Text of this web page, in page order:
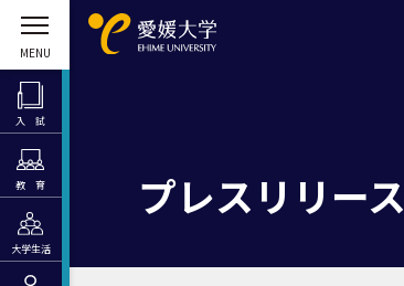
入 試
教 育
大学生活
プレスリリース